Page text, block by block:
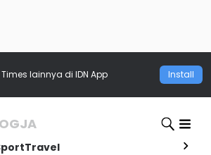
Times lainnya di IDN App Install
Travel